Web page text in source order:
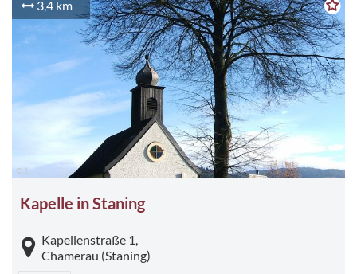
3,4 km
© 1
Kapelle in Staning
Kapellenstraße 1,
Chamerau (Staning)